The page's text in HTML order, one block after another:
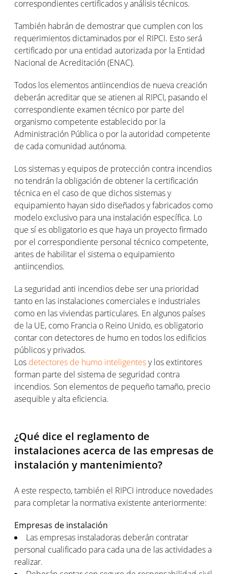
correspondientes certificados y análisis técnicos.
También habrán de demostrar que cumplen con los
requerimientos dictaminados por el RIPCI. Esto será
certificado por una entidad autorizada por la Entidad
Nacional de Acreditación (ENAC).
Todos los elementos antiincendios de nueva creación
deberán acreditar que se atienen al RIPCI, pasando el
correspondiente examen técnico por parte del
organismo competente establecido por la
Administración Pública o por la autoridad competente
de cada comunidad autónoma.
Los sistemas y equipos de protección contra incendios
no tendrán la obligación de obtener la certificación
técnica en el caso de que dichos sistemas y
equipamiento hayan sido diseñados y fabricados como
modelo exclusivo para una instalación específica. Lo
que sí es obligatorio es que haya un proyecto firmado
por el correspondiente personal técnico competente,
antes de habilitar el sistema o equipamiento
antiincendios.
La seguridad anti incendios debe ser una prioridad
tanto en las instalaciones comerciales e industriales
como en las viviendas particulares. En algunos países
de la UE, como Francia o Reino Unido, es obligatorio
contar con detectores de humo en todos los edificios
públicos y privados.
Los detectores de humo inteligentesy los extintores
forman parte del sistema de seguridad contra
incendios. Son elementos de pequeño tamaño, precio
asequible y alta eficiencia.
¿Qué dice el reglamento de
instalaciones acerca de las empresas de
instalación y mantenimiento?
A este respecto, también el RIPCI introduce novedades
para completar la normativa existente anteriormente:
Empresas de instalación
Las empresas instaladoras deberán contratar
personal cualificado para cada una de las actividades a
realizar.